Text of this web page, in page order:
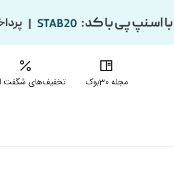
مجله 30بوک تخفیف‌های شگفت